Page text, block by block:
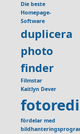
Die beste
Homepage-
Software
duplicera
photo
finder
Filmstar
Kaitlyn Dever
fördelar med